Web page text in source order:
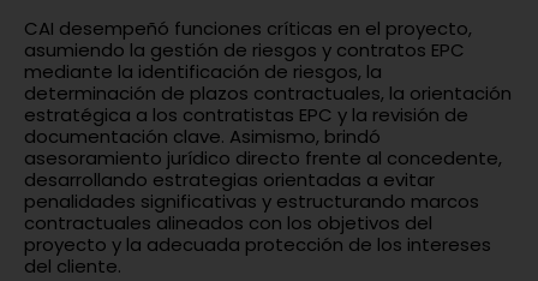
CAI desempeñó funciones críticas en el proyecto,
asumiendo la gestión de riesgos y contratos EPC
mediante la identificación de riesgos, la
determinación de plazos contractuales, la orientación
estratégica a los contratistas EPC y la revisión de
documentación clave. Asimismo, brindó
asesoramiento jurídico directo frente al concedente,
desarrollando estrategias orientadas a evitar
penalidades significativas y estructurando marcos
contractuales alineados con los objetivos del
proyecto y la adecuada protección de los intereses
del cliente.